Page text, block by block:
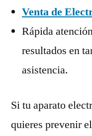
Venta de
Rápida
resultados en
asistencia.
Si tu aparato
quieres prevenir